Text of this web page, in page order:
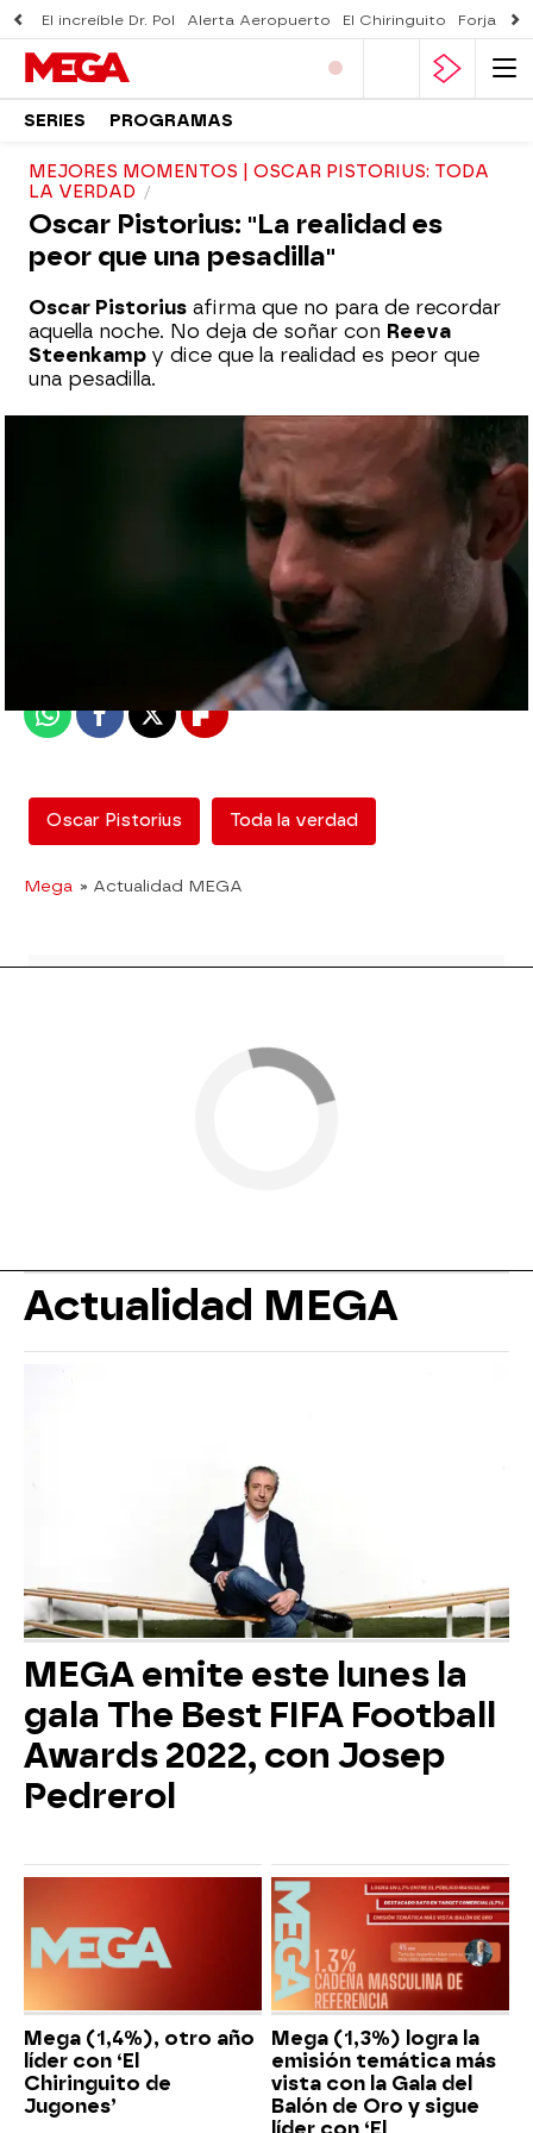
El increíble Dr. Pol Alerta Aeropuerto El Chiringuito Forjado
SERIES PROGRAMAS
MEJORES MOMENTOS | OSCAR PISTORIUS: TODA
LA VERDAD
Oscar Pistorius: "La realidad es
peor que una pesadilla"
Oscar Pistorius afirma que no para de recordar
aquella noche. No deja de soñar con Reeva
Steenkamp y dice que la realidad es peor que
una pesadilla.
08 de junio de 2018, 18:17
WhatsappFacebook
X Flipboard
Oscar Pistorius Toda la verdad
Mega » Actualidad MEGA
Actualidad MEGA
MEGA emite este lunes la
gala The Best FIFA Football
Awards 2022, con Josep
Pedrerol
Mega (1,4%), otro año
líder con ‘El
Chiringuito de
Jugones’
Mega (1,3%) logra la
emisión temática más
vista con la Gala del
Balón de Oro y sigue